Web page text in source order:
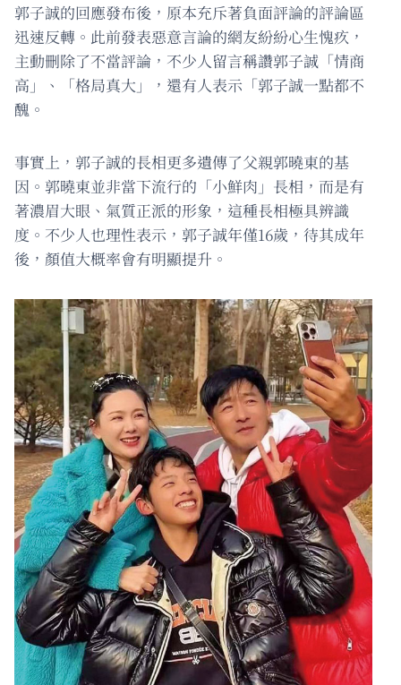
郭子誠的回應發布後，原本充斥著負面評論的評論區
迅速反轉。此前發表惡意言論的網友紛紛心生愧疚，
主動刪除了不當評論，不少人留言稱讚郭子誠「情商
高」、「格局真大」，還有人表示「郭子誠一點都不
醜。
事實上，郭子誠的長相更多遺傳了父親郭曉東的基
因。郭曉東並非當下流行的「小鮮肉」長相，而是有
著濃眉大眼、氣質正派的形象，這種長相極具辨識
度。不少人也理性表示，郭子誠年僅16歲，待其成年
後，顏值大概率會有明顯提升。